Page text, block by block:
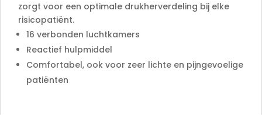
zorgt voor een optimale drukherverdeling bij elke
risicopatiënt.
16 verbonden luchtkamers
Reactief hulpmiddel
Comfortabel, ook voor zeer lichte en pijngevoelige
patiënten